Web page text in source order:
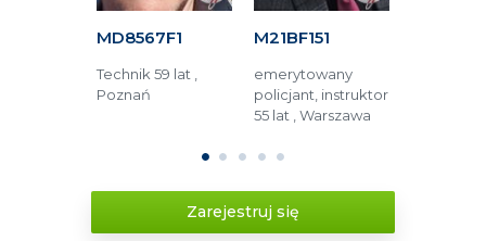
MD8567F1
Technik 59 lat ,
Poznań
M21BF151
emerytowany
policjant, instruktor
55 lat , Warszawa
1 2 3 4 5
Zarejestruj się